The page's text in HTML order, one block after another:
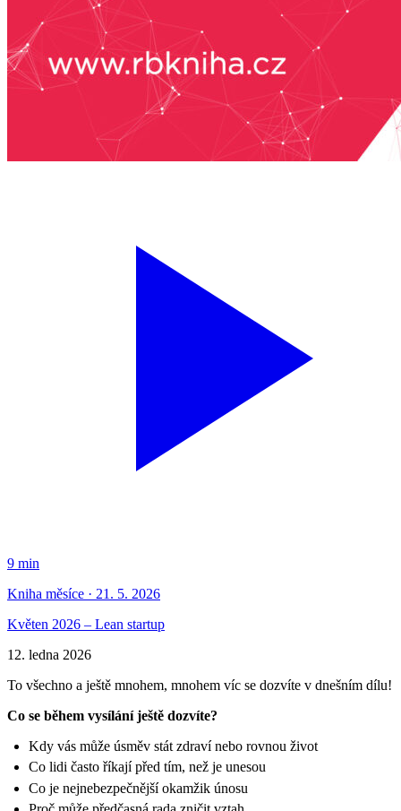
9 min
Kniha měsíce · 21. 5. 2026
Květen 2026 – Lean startup
12. ledna 2026
To všechno a ještě mnohem, mnohem víc se dozvíte v dnešním dílu!
Co se během vysílání ještě dozvíte?
Kdy vás může úsměv stát zdraví nebo rovnou život
Co lidi často říkají před tím, než je unesou
Co je nejnebezpečnější okamžik únosu